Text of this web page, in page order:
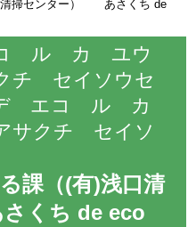
清掃センター） あさくち de
ル カ ユウ
チ セイソウセ
デ エコ ル カ
サクチ セイソ
課（(有)浅口清
くち de eco